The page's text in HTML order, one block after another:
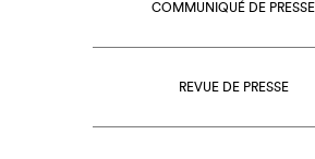
COMMUNIQUÉ DE PRESSE
REVUE DE PRESSE